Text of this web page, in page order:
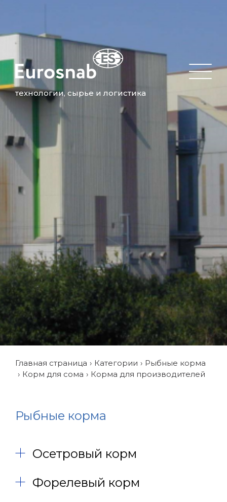
технологии, сырье и логистика
Главная страница Категории
Рыбные корма
Корм для сома
Корма для производителей
Рыбные корма
Осетровый корм
Форелевый корм